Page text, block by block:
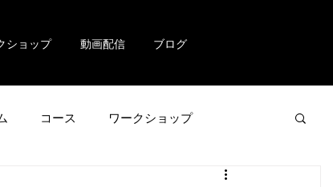
ショップ 動画配信 ブログ
コース ワークショップ